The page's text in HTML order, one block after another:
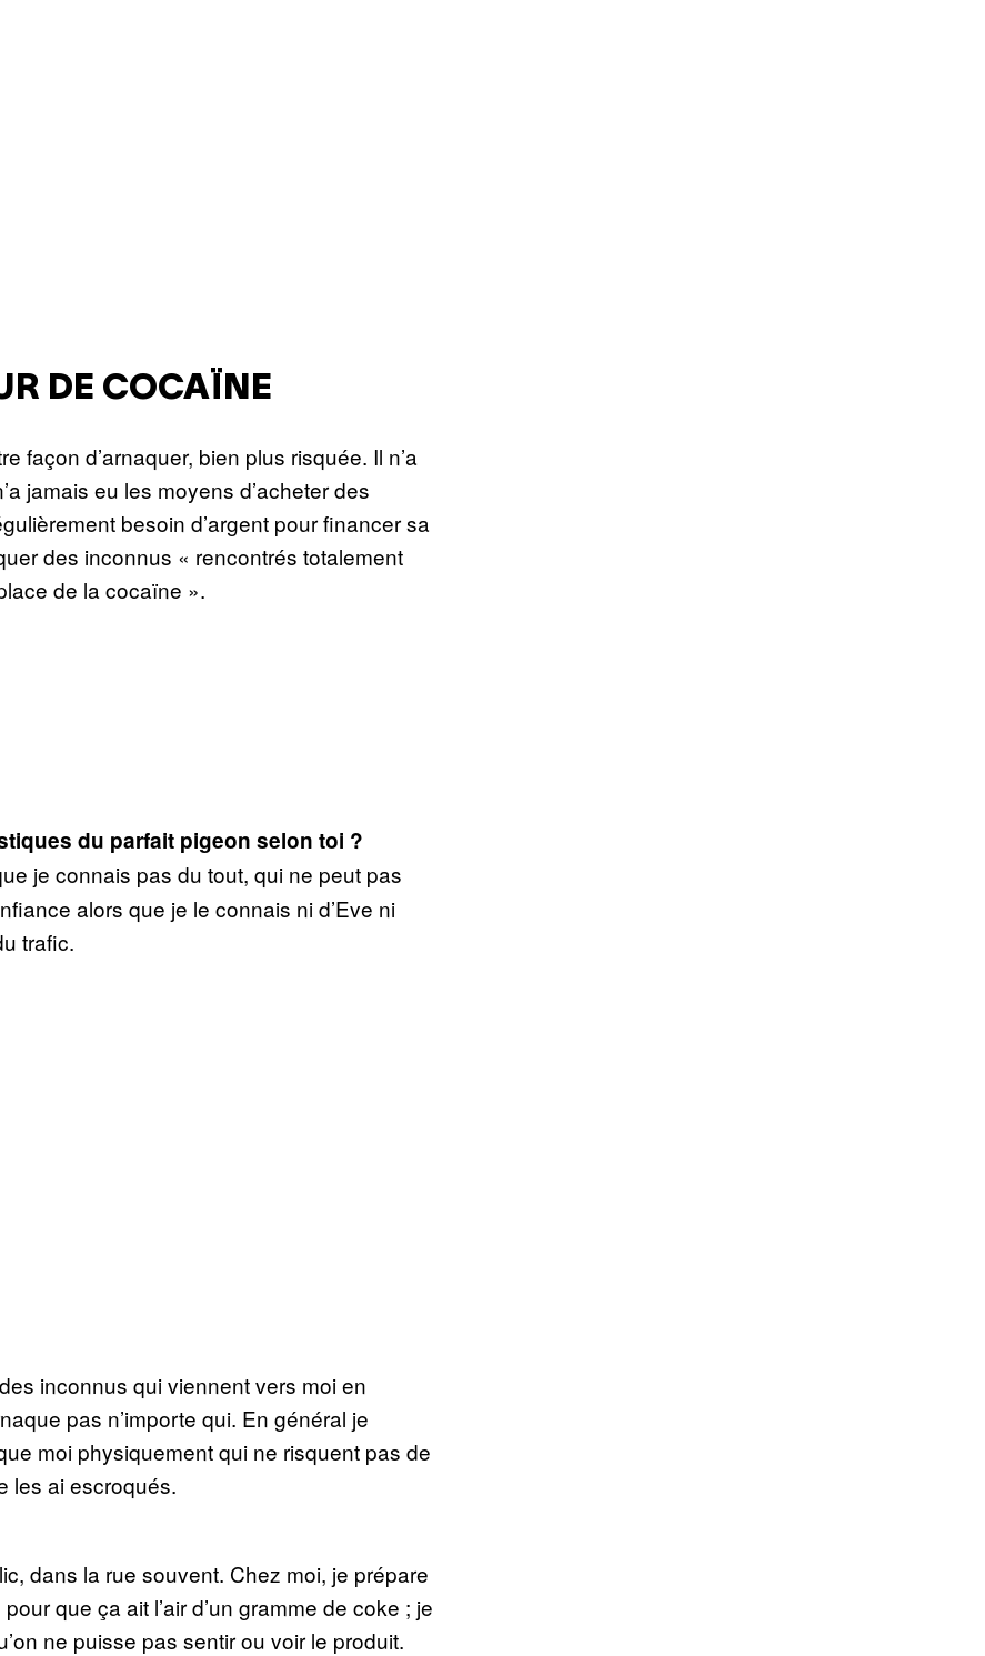
DE COCAÏNE
façon d’arnaquer, bien plus risquée. Il n’a
jamais eu les moyens d’acheter des
besoin d’argent pour financer sa
des inconnus « rencontrés totalement
de la cocaïne ».
du parfait pigeon selon toi ?
je connais pas du tout, qui ne peut pas
alors que je le connais ni d’Eve ni
trafic.
inconnus qui viennent vers moi en
pas n’importe qui. En général je
moi physiquement qui ne risquent pas de
les ai escroqués.
dans la rue souvent. Chez moi, je prépare
que ça ait l’air d’un gramme de coke ; je
ne puisse pas sentir ou voir le produit.